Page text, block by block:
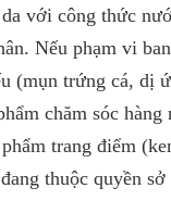
với công thức
Nếu phạm vi
(mụn trứng cá, dị
chăm sóc hàng
trang điểm
thuộc quyền